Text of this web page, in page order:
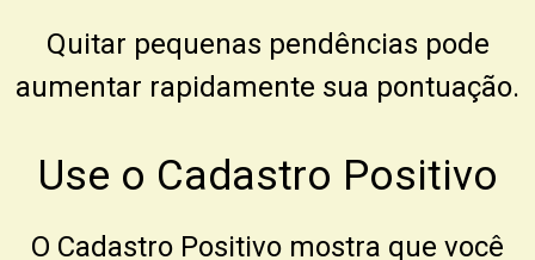
Quitar pequenas pendências pode
aumentar rapidamente sua pontuação.
Use o Cadastro Positivo
O Cadastro Positivo mostra que você